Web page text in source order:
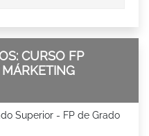
CURSO FP
Superior - FP de Grado